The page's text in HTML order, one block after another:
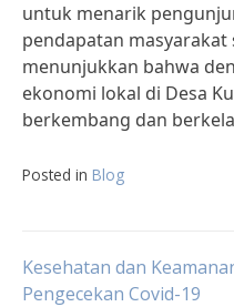
untuk menarik
pendapatan
menunjukkan bahwa
ekonomi lokal di Desa
berkembang dan
Posted in Blog
Post
Kesehatan dan
Pengecekan Covid-19